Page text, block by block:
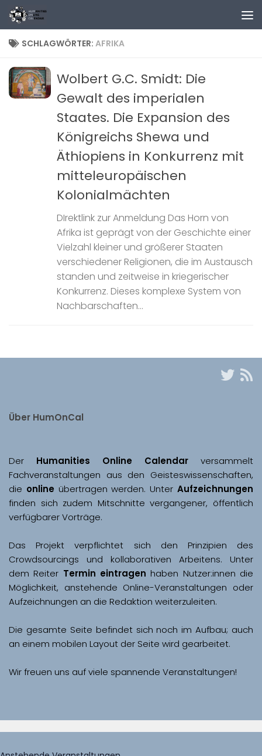
Zum Inhalt springen
SCHLAGWÖRTER: AFRIKA
Wolbert G.C. Smidt: Die
Gewalt des imperialen
Staates. Die Expansion des
Königreichs Shewa und
Äthiopiens in Konkurrenz mit
mitteleuropäischen
Kolonialmächten
DIrektlink zur Anmeldung Das Horn von
Afrika ist geprägt von der Geschichte einer
Vielzahl kleiner und größerer Staaten
verschiedener Religionen, die im Austausch
standen und zeitweise in kriegerischer
Konkurrenz. Dieses komplexe System von
Nachbarschaften...
Über HumOnCal
Der Humanities Online Calendar versammelt
Fachveranstaltungen aus den Geisteswissenschaften,
die online übertragen werden. Unter Aufzeichnungen
finden sich zudem Mitschnitte vergangener, öffentlich
Das Projekt verpflichtet sich den Prinzipien des
Crowdsourcings und kollaborativen Arbeitens. Unter
dem Reiter Termin eintragen haben Nutzer:innen die
Möglichkeit, anstehende Online-Veranstaltungen oder
Aufzeichnungen an die Redaktion weiterzuleiten.
Die gesamte Seite befindet sich noch im Aufbau; auch
Wir freuen uns auf viele spannende Veranstaltungen!